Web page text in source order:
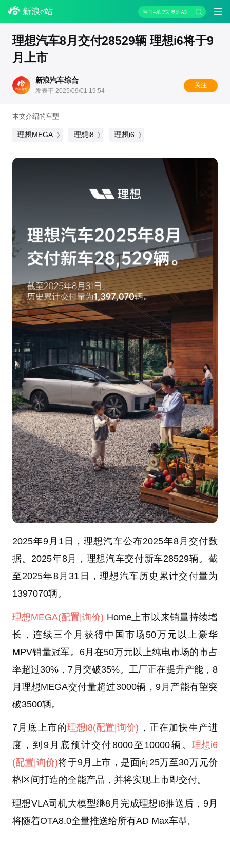
新浪e站 宝马4系 PK 奥迪A5
理想汽车8月交付28529辆 理想i6将于9
月上市
新浪汽车综合
发表于 2025/09/01 19:54
关注
本文介绍的车型
理想MEGA 理想i8 理想i6
2025年9月1日，理想汽车公布2025年8月交付数
据。2025年8月，理想汽车交付新车28529辆。截
至2025年8月31日，理想汽车历史累计交付量为
1397070辆。
理想MEGA(配置|询价) Home上市以来销量持续增
长，连续三个月获得中国市场50万元以上豪华
MPV销量冠军。6月在50万元以上纯电市场的市占
率超过30%，7月突破35%。工厂正在提升产能，8
月理想MEGA交付量超过3000辆，9月产能有望突
破3500辆。
7月底上市的理想i8(配置 |询价) ，正在加快生产进
度，到9月底预计交付8000至10000辆。理想i6
(配置 |询价)将于9月上市，是面向25万至30万元价
格区间打造的全能产品，并将实现上市即交付。
理想VLA司机大模型继8月完成理想i8推送后，9月
将随着OTA8.0全量推送给所有AD Max车型。